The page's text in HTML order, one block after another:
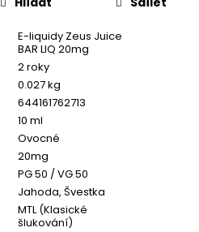
E-liquidy Zeus Juice
BAR LIQ 20mg
2 roky
0.027 kg
644161762713
10 ml
Ovocné
20mg
PG 50 / VG 50
Jahoda, Švestka
MTL (Klasické
šlukování)